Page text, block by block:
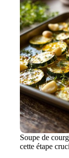
Soupe de
cette étape